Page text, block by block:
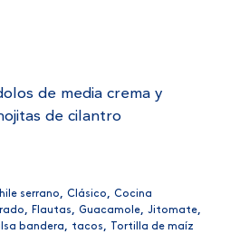
de media crema y
de cilantro
serrano,Clásico,Cocina
, Flautas,Guacamole,Jitomate,
bandera, tacos, Tortilla de maíz